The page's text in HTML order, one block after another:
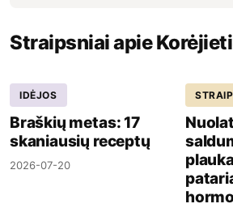
Straipsniai apie
IDĖJOS
Braškių metas: 17
skaniausių receptų
2026-07-20